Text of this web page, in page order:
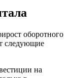
оборотного
следующие
на